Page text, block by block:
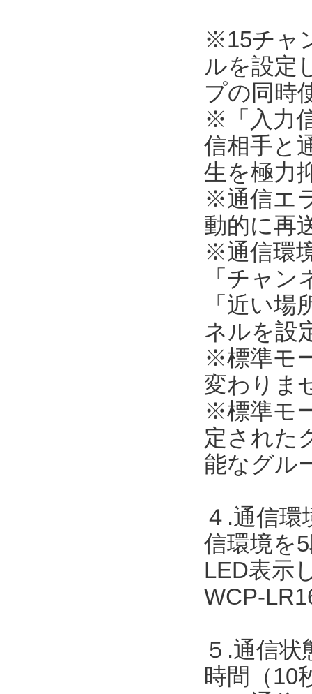
※15チャ
ルを設定
プの同時
※「入力
信相手と
生を極力
※通信エ
動的に再
※通信環
「チャ
「近い
ネルを設
※標準モ
変わりま
※標準モ
定された
能なグル
４.通信
信環境を
LED表示
WCP-
５.通信
時間（10